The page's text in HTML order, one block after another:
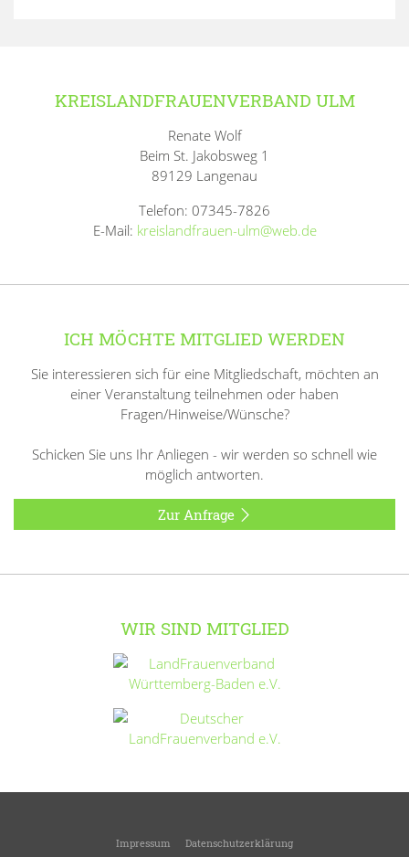
KREISLANDFRAUENVERBAND ULM
Renate Wolf
Beim St. Jakobsweg 1
89129 Langenau
Telefon: 07345-7826
E-Mail: kreislandfrauen-ulm@web.de
ICH MÖCHTE MITGLIED WERDEN
Sie interessieren sich für eine Mitgliedschaft, möchten an
einer Veranstaltung teilnehmen oder haben
Fragen/Hinweise/Wünsche?
Schicken Sie uns Ihr Anliegen - wir werden so schnell wie
möglich antworten.
Zur Anfrage
WIR SIND MITGLIED
Impressum Datenschutzerklärung